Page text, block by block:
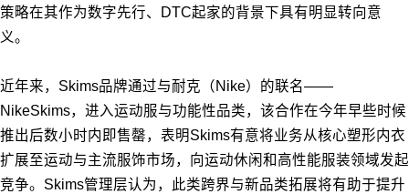
策略在其作为数字先行、DTC起家的背景下具有明显转向意
义。
近年来，Skims品牌通过与耐克（Nike）的联名——
NikeSkims，进入运动服与功能性品类，该合作在今年早些时候
推出后数小时内即售罄，表明Skims有意将业务从核心塑形内衣
扩展至运动与主流服饰市场，向运动休闲和高性能服装领域发起
竞争。Skims管理层认为，此类跨界与新品类拓展将有助于提升